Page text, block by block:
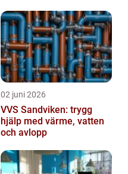
02 juni 2026
VVS Sandviken: trygg
hjälp med värme, vatten
och avlopp